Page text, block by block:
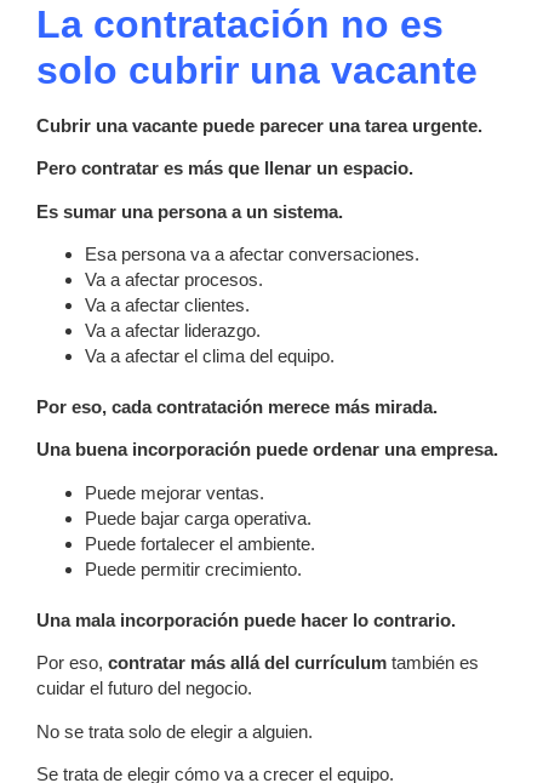
La contratación no es
solo cubrir una vacante
Cubrir una vacante puede parecer una tarea urgente.
Pero contratar es más que llenar un espacio.
Es sumar una persona a un sistema.
Esa persona va a afectar conversaciones.
Va a afectar procesos.
Va a afectar clientes.
Va a afectar liderazgo.
Va a afectar el clima del equipo.
Por eso, cada contratación merece más mirada.
Una buena incorporación puede ordenar una empresa.
Puede mejorar ventas.
Puede bajar carga operativa.
Puede fortalecer el ambiente.
Puede permitir crecimiento.
Una mala incorporación puede hacer lo contrario.
Por eso, contratar más allá del currículum también es
cuidar el futuro del negocio.
No se trata solo de elegir a alguien.
Se trata de elegir cómo va a crecer el equipo.